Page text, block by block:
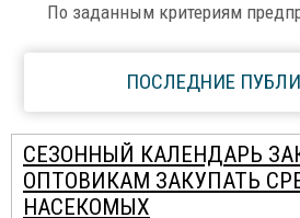
По заданным критериям
ПОСЛЕДНИЕ
СЕЗОННЫЙ КАЛЕНДАРЬ
ОПТОВИКАМ ЗАКУПАТЬ
НАСЕКОМЫХ